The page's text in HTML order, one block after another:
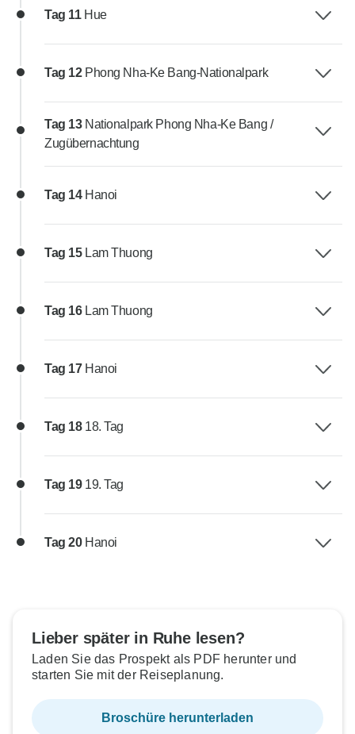
Tag 11 Hue
Tag 12 Phong Nha-Ke Bang-Nationalpark
Tag 13 Nationalpark Phong Nha-Ke Bang /
Zugübernachtung
Tag 14 Hanoi
Tag 15 Lam Thuong
Tag 16 Lam Thuong
Tag 17 Hanoi
Tag 18 18. Tag
Tag 19 19. Tag
Tag 20 Hanoi
Lieber später in Ruhe lesen?
Laden Sie das Prospekt als PDF herunter und
starten Sie mit der Reiseplanung.
Broschüre herunterladen